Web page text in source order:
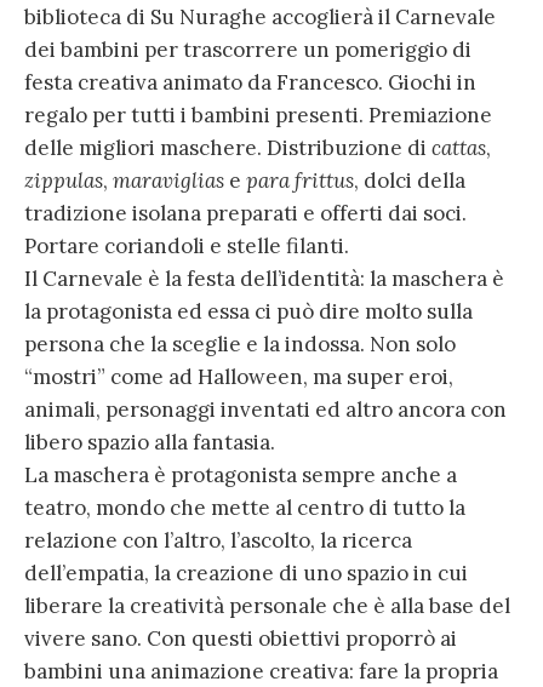
biblioteca di Su Nuraghe accoglierà il Carnevale
dei bambini per trascorrere un pomeriggio di
festa creativa animato da Francesco. Giochi in
regalo per tutti i bambini presenti. Premiazione
delle migliori maschere. Distribuzione di cattas,
zippulas, maraviglias e para frittus, dolci della
tradizione isolana preparati e offerti dai soci.
Portare coriandoli e stelle filanti.
Il Carnevale è la festa dell’identità: la maschera è
la protagonista ed essa ci può dire molto sulla
persona che la sceglie e la indossa. Non solo
“mostri” come ad Halloween, ma super eroi,
animali, personaggi inventati ed altro ancora con
libero spazio alla fantasia.
La maschera è protagonista sempre anche a
teatro, mondo che mette al centro di tutto la
relazione con l’altro, l’ascolto, la ricerca
dell’empatia, la creazione di uno spazio in cui
liberare la creatività personale che è alla base del
vivere sano. Con questi obiettivi proporrò ai
bambini una animazione creativa: fare la propria